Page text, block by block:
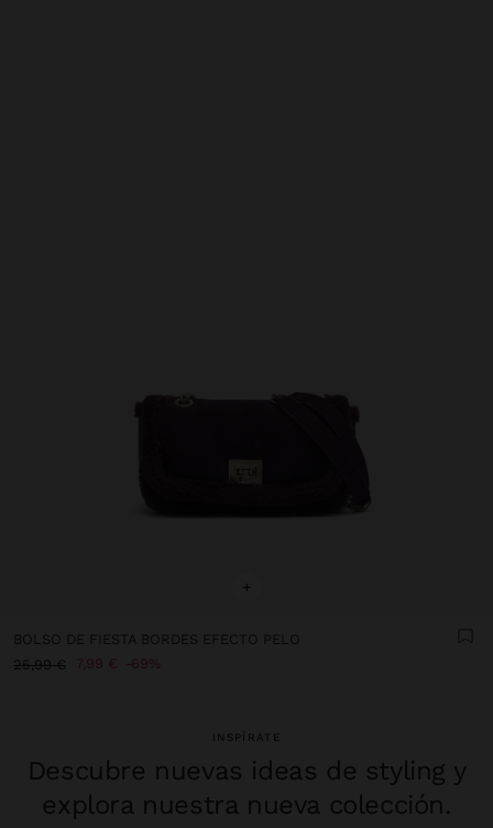
+
BOLSO DE FIESTA BORDES EFECTO PELO
25,99 € 7,99 € 69%
INSPÍRATE
Descubre nuevas ideas de styling y
explora nuestra nueva colección.